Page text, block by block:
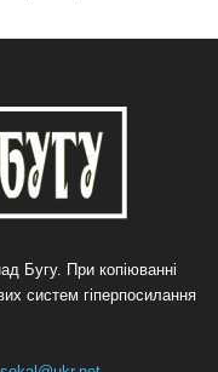
Бугу. При копіюванні
систем гіперпосилання